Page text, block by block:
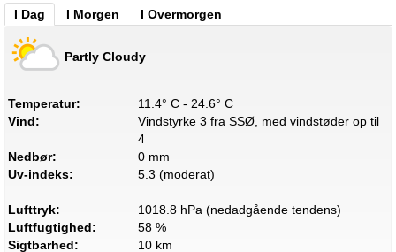
I Dag I Morgen I Overmorgen
Partly Cloudy
Temperatur:
11.4° C - 24.6° C
Vind:
Vindstyrke 3 fra SSØ, med vindstøder op til
4
Nedbør:
0 mm
Uv-indeks:
5.3 (moderat)
Lufttryk:
1018.8 hPa (nedadgående tendens)
Luftfugtighed:
58 %
Sigtbarhed:
10 km